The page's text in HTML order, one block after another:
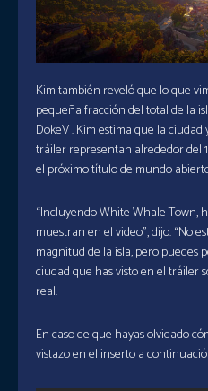
Kim también reveló que lo que
pequeña fracción del total de la
DokeV . Kim estima que la
tráiler representan alrededor del
el próximo título de mundo
“Incluyendo White Whale Town,
muestran en el video”, dijo. “No
magnitud de la isla, pero puedes
ciudad que has visto en el tráiler
real.
En caso de que hayas olvidado
vistazo en el inserto a